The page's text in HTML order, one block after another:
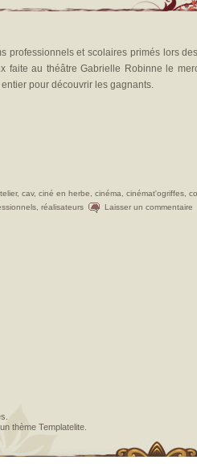
professionnels et scolaires primés lors
faite au théâtre Gabrielle Robinne le
entier pour découvrir les gagnants.
, cav, ciné en herbe cinéma cinémat'ogriffes
réalisateurs Laisser un commentaire
thème Templatelite